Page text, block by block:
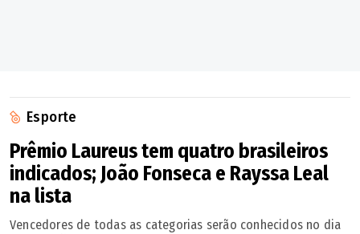
Esporte
Prêmio Laureus tem quatro brasileiros
indicados; João Fonseca e Rayssa Leal
na lista
Vencedores de todas as categorias serão conhecidos no dia